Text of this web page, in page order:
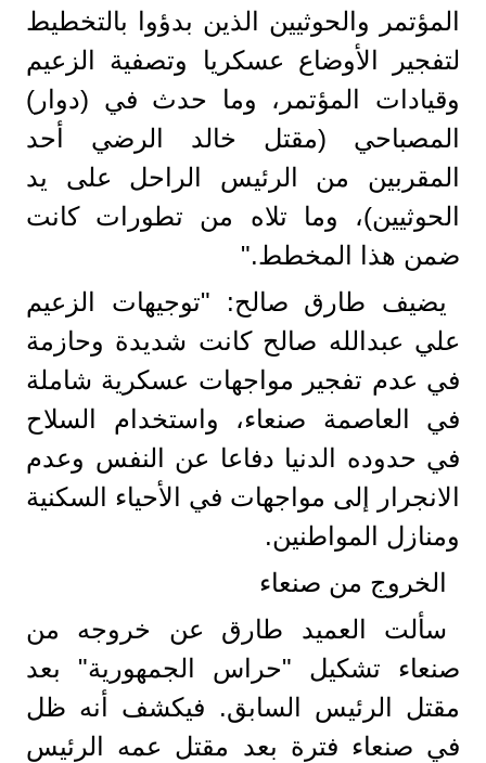
المؤتمر والحوثيين الذين بدؤوا بالتخطيط
لتفجير الأوضاع عسكريا وتصفية الزعيم
وقيادات المؤتمر، وما حدث في (دوار)
المصباحي (مقتل خالد الرضي أحد
المقربين من الرئيس الراحل على يد
الحوثيين)، وما تلاه من تطورات كانت
ضمن هذا المخطط."
يضيف طارق صالح: "توجيهات الزعيم
علي عبدالله صالح كانت شديدة وحازمة
في عدم تفجير مواجهات عسكرية شاملة
في العاصمة صنعاء، واستخدام السلاح
في حدوده الدنيا دفاعا عن النفس وعدم
الانجرار إلى مواجهات في الأحياء السكنية
ومنازل المواطنين.
الخروج من صنعاء
سألت العميد طارق عن خروجه من
صنعاء تشكيل "حراس الجمهورية" بعد
مقتل الرئيس السابق. فيكشف أنه ظل
في صنعاء فترة بعد مقتل عمه الرئيس